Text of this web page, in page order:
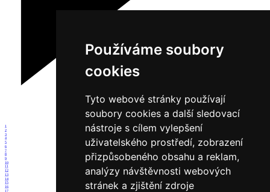
Používáme soubory
cookies
Tyto webové stránky používají
soubory cookies a další sledovací
nástroje s cílem vylepšení
uživatelského prostředí, zobrazení
přizpůsobeného obsahu a reklam,
analýzy návštěvnosti webových
stránek a zjištění zdroje
1
2
3
4
5
6
7
8
9
10
11
12
13
14
15
16
17